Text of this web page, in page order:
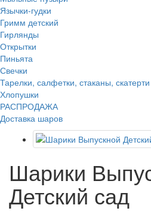
Язычки-гудки
Гримм детский
Гирлянды
Открытки
Пиньята
Свечки
Тарелки, салфетки, стаканы, скатерти
Хлопушки
РАСПРОДАЖА
Доставка шаров
Шарики
Детский сад